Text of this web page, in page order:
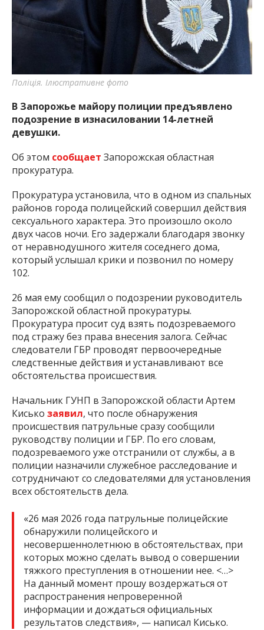
важную информацию о событиях
города Запорожья и области.
Поліція. Ілюстративне фото
В Запорожье майору полиции предъявлено
подозрение в изнасиловании 14-летней
девушки.
Об этом сообщает Запорожская областная
прокуратура.
Прокуратура установила, что в одном из спальных
районов города полицейский совершил действия
сексуального характера. Это произошло около
двух часов ночи. Его задержали благодаря звонку
от неравнодушного жителя соседнего дома,
который услышал крики и позвонил по номеру
102.
26 мая ему сообщил о подозрении руководитель
Запорожской областной прокуратуры.
Прокуратура просит суд взять подозреваемого
под стражу без права внесения залога. Сейчас
следователи ГБР проводят первоочередные
следственные действия и устанавливают все
обстоятельства происшествия.
Начальник ГУНП в Запорожской области Артем
Кисько заявил, что после обнаружения
происшествия патрульные сразу сообщили
руководству полиции и ГБР. По его словам,
подозреваемого уже отстранили от службы, а в
полиции назначили служебное расследование и
сотрудничают со следователями для установления
всех обстоятельств дела.
«26 мая 2026 года патрульные полицейские
обнаружили полицейского и
несовершеннолетнюю в обстоятельствах, при
которых можно сделать вывод о совершении
тяжкого преступления в отношении нее. <…>
На данный момент прошу воздержаться от
распространения непроверенной
информации и дождаться официальных
результатов следствия», — написал Кисько.